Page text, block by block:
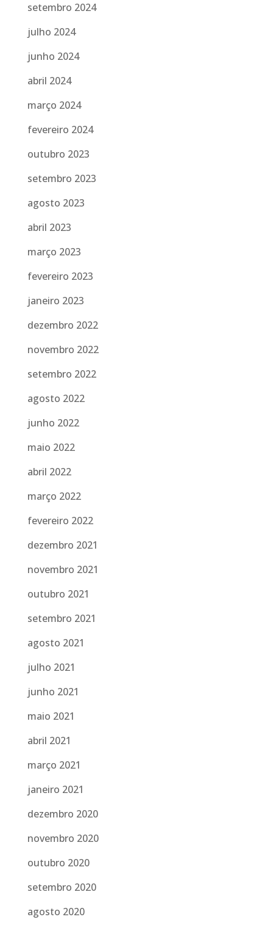
setembro 2024
julho 2024
junho 2024
abril 2024
março 2024
fevereiro 2024
outubro 2023
setembro 2023
agosto 2023
abril 2023
março 2023
fevereiro 2023
janeiro 2023
dezembro 2022
novembro 2022
setembro 2022
agosto 2022
junho 2022
maio 2022
abril 2022
março 2022
fevereiro 2022
dezembro 2021
novembro 2021
outubro 2021
setembro 2021
agosto 2021
julho 2021
junho 2021
maio 2021
abril 2021
março 2021
janeiro 2021
dezembro 2020
novembro 2020
outubro 2020
setembro 2020
agosto 2020